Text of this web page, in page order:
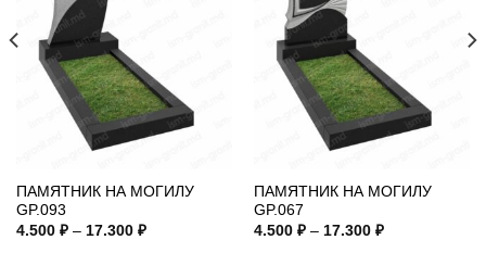
ПАМЯТНИК НА МОГИЛУ
GP.093
4.500 ₽ – 17.300 ₽Диапазон
ПАМЯТНИК НА МОГИЛУ
GP.067
4.500 ₽ – 17.300 ₽Диапазон